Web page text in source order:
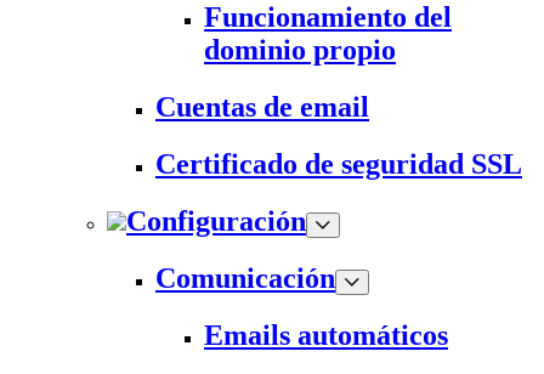
Funcionamiento del
dominio propio
Cuentas de email
Certificado de seguridad SSL
Configuración
Comunicación
Emails automáticos